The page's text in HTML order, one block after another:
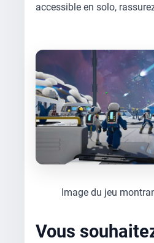
accessible en solo,
Image du jeu
Vous